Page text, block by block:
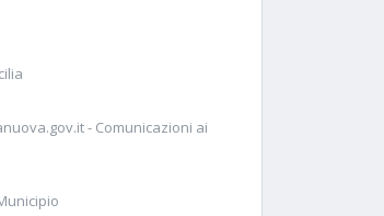
- Comunicazioni ai